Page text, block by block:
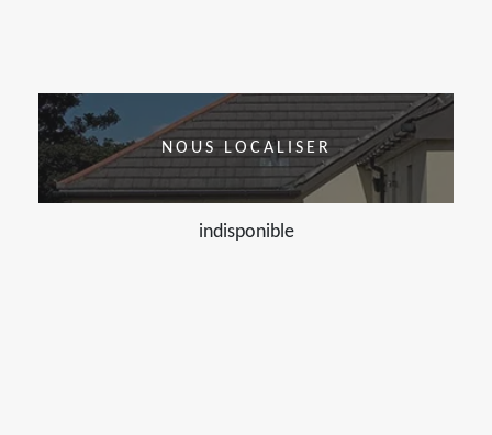
NOUS LOCALISER
indisponible